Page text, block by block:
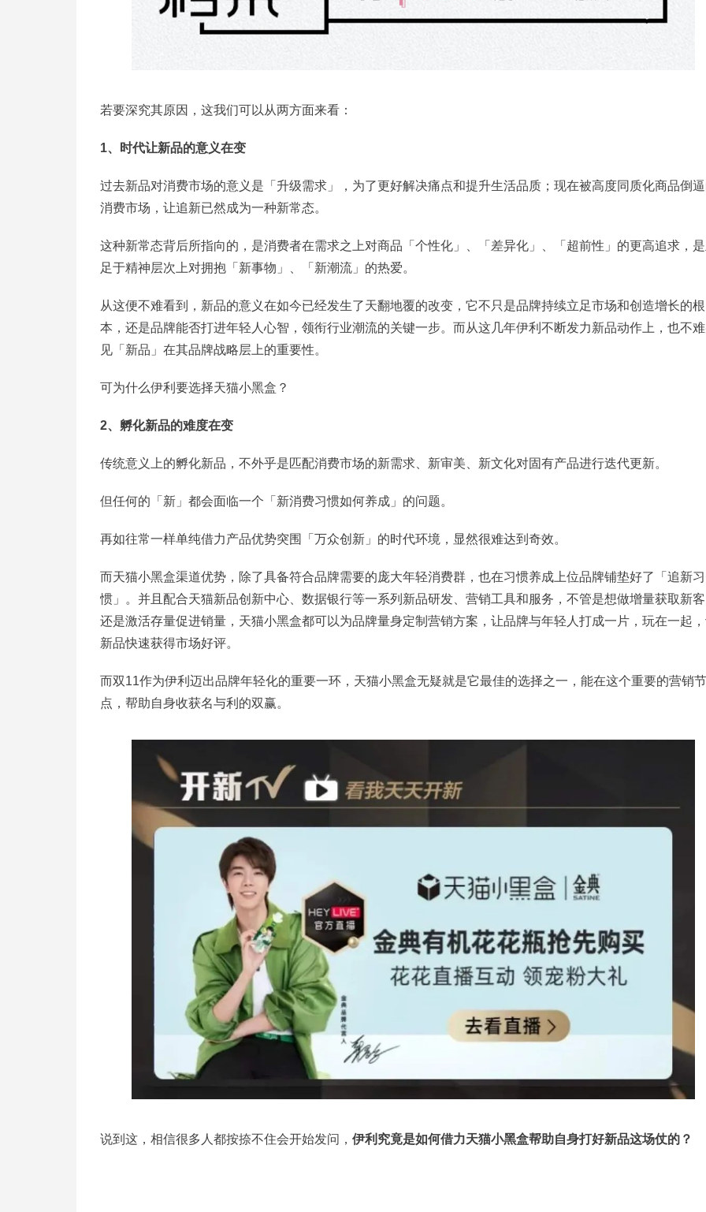
若要深究其原因，这我们可以从两方面来看：
1、时代让新品的意义在变
过去新品对消费市场的意义是「升级需求」，为了更好解决痛点和提升生活品质；现在被高度同质化商品倒
消费市场，让追新已然成为一种新常态。
这种新常态背后所指向的，是消费者在需求之上对商品「个性化」、「差异化」、「超前性」的更高追求，
足于精神层次上对拥抱「新事物」、「新潮流」的热爱。
从这便不难看到，新品的意义在如今已经发生了天翻地覆的改变，它不只是品牌持续立足市场和创造增长的根
本，还是品牌能否打进年轻人心智，领衔行业潮流的关键一步。而从这几年伊利不断发力新品动作上，也不
见「新品」在其品牌战略层上的重要性。
可为什么伊利要选择天猫小黑盒？
2、孵化新品的难度在变
传统意义上的孵化新品，不外乎是匹配消费市场的新需求、新审美、新文化对固有产品进行迭代更新。
但任何的「新」都会面临一个「新消费习惯如何养成」的问题。
再如往常一样单纯借力产品优势突围「万众创新」的时代环境，显然很难达到奇效。
而天猫小黑盒渠道优势，除了具备符合品牌需要的庞大年轻消费群，也在习惯养成上位品牌铺垫好了「追新习
惯」。并且配合天猫新品创新中心、数据银行等一系列新品研发、营销工具和服务，不管是想做增量获取新客
还是激活存量促进销量，天猫小黑盒都可以为品牌量身定制营销方案，让品牌与年轻人打成一片，玩在一起
新品快速获得市场好评。
而双11作为伊利迈出品牌年轻化的重要一环，天猫小黑盒无疑就是它最佳的选择之一，能在这个重要的营销节
点，帮助自身收获名与利的双赢。
说到这，相信很多人都按捺不住会开始发问， 伊利究竟是如何借力天猫小黑盒帮助自身打好新品这场仗的？